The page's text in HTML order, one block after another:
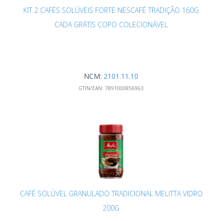
KIT 2 CAFÉS SOLÚVEIS FORTE NESCAFÉ TRADIÇÃO 160G
CADA GRÁTIS COPO COLECIONÁVEL
NCM: 2101.11.10
GTIN/EAN: 7891000856963
CAFÉ SOLÚVEL GRANULADO TRADICIONAL MELITTA VIDRO
200G